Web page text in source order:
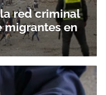
red criminal
migrantes en